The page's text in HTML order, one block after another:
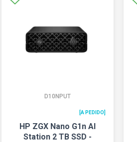
D10NPUT
[A PEDIDO]
HP ZGX Nano G1n AI
Station 2 TB SSD -